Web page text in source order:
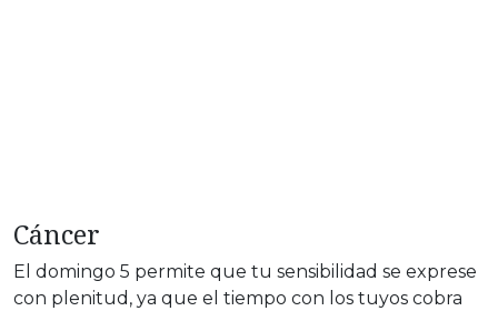
Cáncer
El domingo 5 permite que tu sensibilidad se exprese
con plenitud, ya que el tiempo con los tuyos cobra